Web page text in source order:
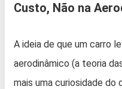
Custo, Não na
A ideia de que um carro
aerodinâmico (a teoria
mais uma curiosidade do